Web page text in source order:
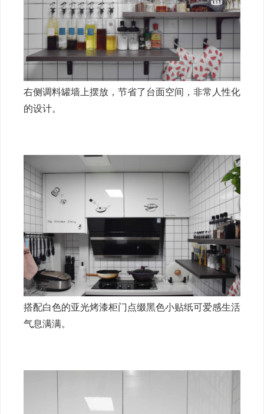
右侧调料罐墙上摆放，节省了台面空间，非常人性化
的设计。
搭配白色的亚光烤漆柜门点缀黑色小贴纸可爱感生活
气息满满。